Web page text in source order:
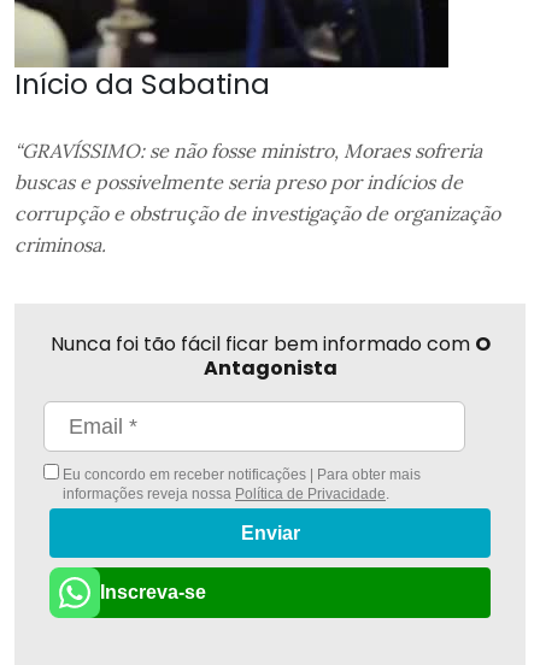
Início da Sabatina
“GRAVÍSSIMO: se não fosse ministro, Moraes sofreria
buscas e possivelmente seria preso por indícios de
corrupção e obstrução de investigação de organização
criminosa.
Nunca foi tão fácil ficar bem informado com O
Antagonista
Eu concordo em receber notificações | Para obter mais
informações reveja nossa Política de Privacidade.
Enviar
Inscreva-se